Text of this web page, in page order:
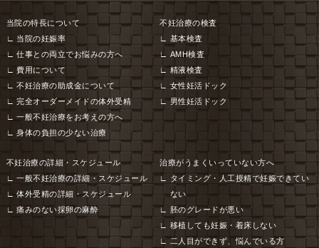
当院の特長について
当院の妊娠率
仕事との両立でお悩みの方へ
費用について
不妊治療の助成金について
完全オーダーメイドの体外受精
一般不妊治療をお考えの方へ
身体の負担の少ない治療
不妊治療の検査
基本検査
AMH検査
精液検査
女性妊活ドック
男性妊活ドック
不妊治療の詳細・スケジュール
一般不妊治療の詳細・スケジュール
体外受精の詳細・スケジュール
痛みのない採卵の麻酔
治療がうまくいっていない方へ
タイミング・人工授精で妊娠できてい
ない
胚のグレードが悪い
移植しても妊娠・着床しない
二人目ができず、悩んでいる方